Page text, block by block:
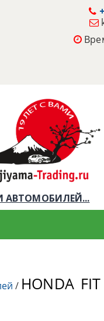
АВТОМОБИЛЕЙ...
/ HONDA